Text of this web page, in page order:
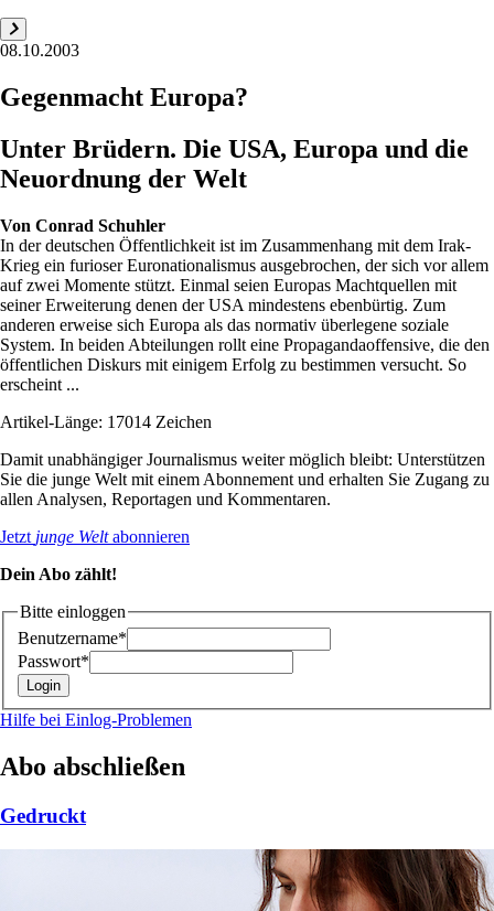
08.10.2003
Gegenmacht Europa?
Unter Brüdern. Die USA, Europa und die
Neuordnung der Welt
Von Conrad Schuhler
In der deutschen Öffentlichkeit ist im Zusammenhang mit dem Irak-
Krieg ein furioser Euronationalismus ausgebrochen, der sich vor allem
auf zwei Momente stützt. Einmal seien Europas Machtquellen mit
seiner Erweiterung denen der USA mindestens ebenbürtig. Zum
anderen erweise sich Europa als das normativ überlegene soziale
System. In beiden Abteilungen rollt eine Propagandaoffensive, die den
öffentlichen Diskurs mit einigem Erfolg zu bestimmen versucht. So
erscheint ...
Artikel-Länge: 17014 Zeichen
Damit unabhängiger Journalismus weiter möglich bleibt: Unterstützen
Sie die junge Welt mit einem Abonnement und erhalten Sie Zugang zu
allen Analysen, Reportagen und Kommentaren.
Jetzt junge Weltabonnieren
Dein Abo zählt!
Bitte einloggen
Benutzername*
Passwort*
Hilfe bei Einlog-Problemen
Abo abschließen
Gedruckt